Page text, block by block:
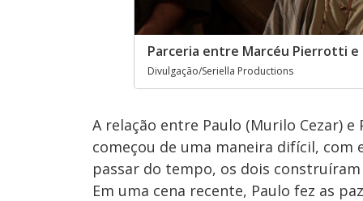
Parceria entre Marcéu Pierrotti e
Divulgação/Seriella Productions
A relação entre Paulo (Murilo Cezar)
começou de uma maneira difícil, com
passar do tempo, os dois
Em uma cena recente, Paulo fez as